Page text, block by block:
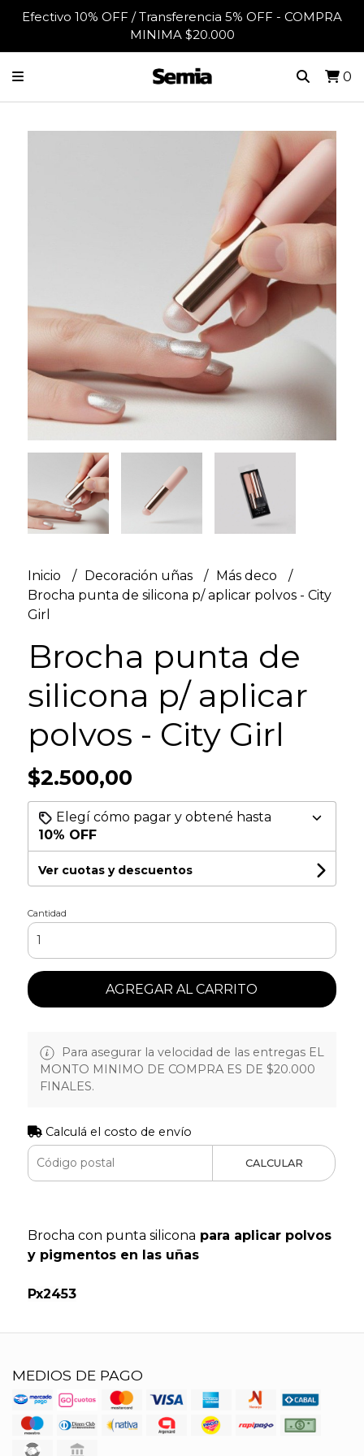
Efectivo 10% OFF / Transferencia 5% OFF - COMPRA
MINIMA $20.000
0
Inicio Decoración uñas
Más deco
Brocha punta de silicona p/ aplicar polvos - City
Girl
Brocha punta de
silicona p/ aplicar
polvos - City Girl
$2.500,00
Elegí cómo pagar y obtené hasta
10% OFF
Ver cuotas y descuentos
Cantidad
AGREGAR AL CARRITO
Para asegurar la velocidad de las entregas EL
MONTO MINIMO DE COMPRA ES DE $20.000
FINALES.
Calculá el costo de envío
CALCULAR
Brocha con punta silicona para aplicar polvos
y pigmentos en las uñas
Px2453
MEDIOS DE PAGO